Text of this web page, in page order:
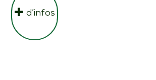
d’infos